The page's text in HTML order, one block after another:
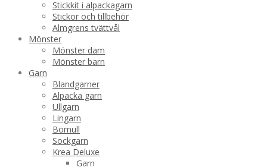
Stickkit i alpackagarn
Stickor och tillbehör
Almgrens tvättvål
Mönster
Mönster dam
Mönster barn
Garn
Blandgarner
Alpacka garn
Ullgarn
Lingarn
Bomull
Sockgarn
Krea Deluxe
Garn